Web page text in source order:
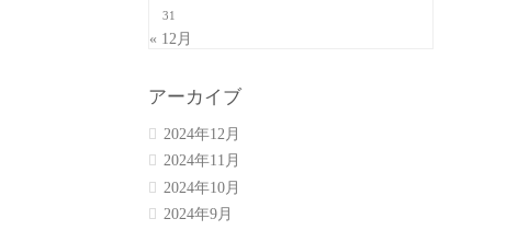
31
« 12月
アーカイブ
2024年12月
2024年11月
2024年10月
2024年9月